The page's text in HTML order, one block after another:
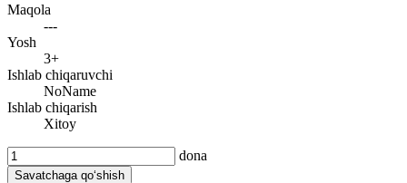
Maqola
---
Yosh
3+
Ishlab chiqaruvchi
NoName
Ishlab chiqarish
Xitoy
dona
Savatchaga qo‘shish